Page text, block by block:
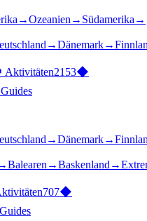
→Ozeanien → Südamerika →
→Dänemark→
Aktivitäten2153◆
→Dänemark→
Balearen →Baskenland →
707◆